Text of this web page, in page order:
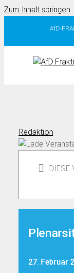
Zum Inhalt springen
AfD-
Redaktion
DIESE
27. Februar